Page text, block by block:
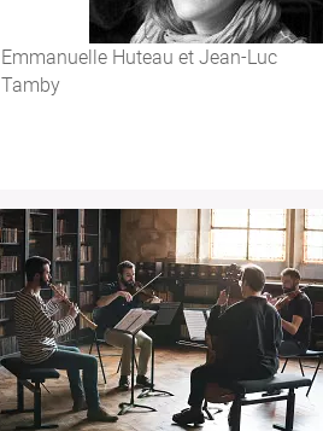
Emmanuelle Huteau et Jean-Luc
Tamby